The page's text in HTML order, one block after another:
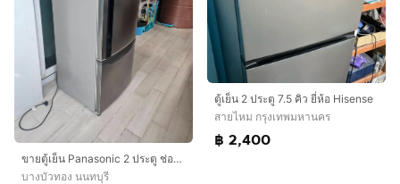
ขายตู้เย็น Panasonic 2 ประตู ช่องแช่แข็งล่าง ขนาด 14.4 คิว 407 ลิตร
บางบัวทอง นนทบุรี
ตู้เย็น 2 ประตู 7.5 คิว ยี่ห้อ Hisense
สายไหม กรุงเทพมหานคร
฿ 2,400